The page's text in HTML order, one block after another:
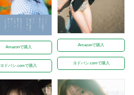
Amazonで購入
ヨドバシ.comで購入
Amazonで購入
ヨドバシ.comで購入